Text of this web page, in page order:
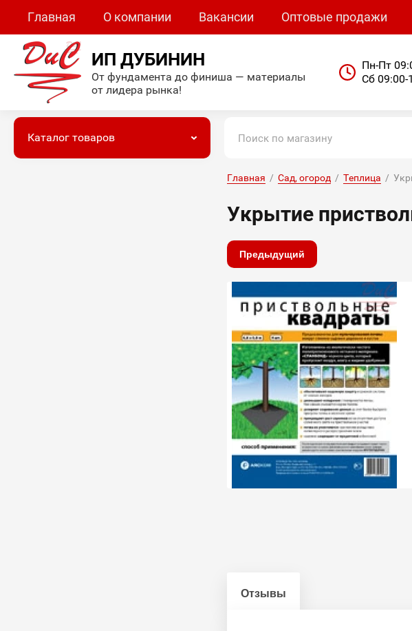
Главная О компании Вакансии Оптовые продажи
ИП ДУБИНИН
От фундамента до финиша — материалы
от лидера рынка!
Пн-Пт
Сб 09:00-
Каталог товаров
Главная
  /
Сад, огород
  /
Теплица
/
Укрытие
Предыдущий
Отзывы